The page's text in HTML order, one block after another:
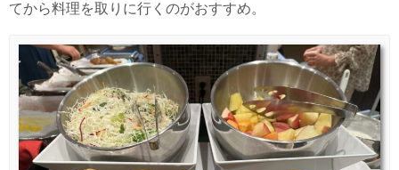
てから料理を取りに行くのがおすすめ。